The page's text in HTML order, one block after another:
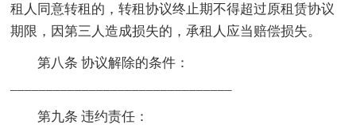
租人同意转租的，转租协议终止期不得超过原租赁协议
期限，因第三人造成损失的，承租人应当赔偿损失。
第八条 协议解除的条件：
第九条 违约责任：